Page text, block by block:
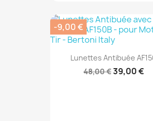
Lunettes Antibuée
48,00 €39,00 €
-9,00 €